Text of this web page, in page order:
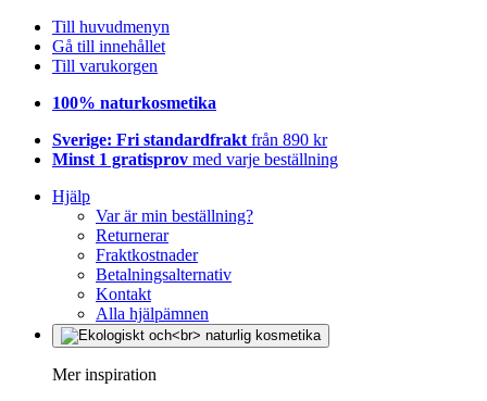
Till huvudmenyn
Gå till innehållet
Till varukorgen
100% naturkosmetika
Sverige: Fri standardfrakt från 890 kr
Minst 1 gratisprov med varje beställning
Hjälp
Var är min beställning?
Returnerar
Fraktkostnader
Betalningsalternativ
Kontakt
Alla hjälpämnen
Mer inspiration